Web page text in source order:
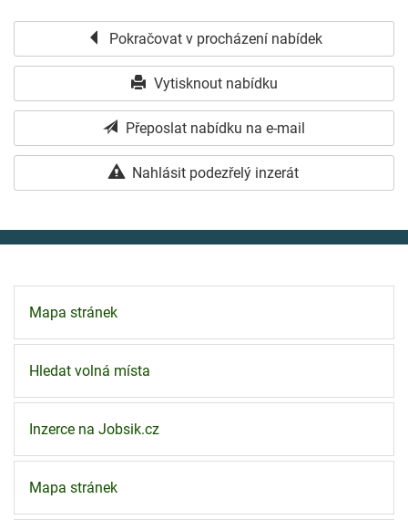
Pokračovat v procházení nabídek
Vytisknout nabídku
Přeposlat nabídku na e-mail
Nahlásit podezřelý inzerát
Mapa stránek
Hledat volná místa
Inzerce na Jobsik.cz
Mapa stránek